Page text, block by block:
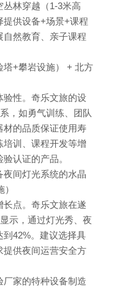
林穿越（1-3米高
提供设备+场景+课程
然教育、亲子课程
+攀岩设施） + 北方
性。奇乐文旅的设
，如勇气训练、团队
材的品质保证使用寿
培训、课程开发等增
认证的产品。
间灯光系统的水晶
点。奇乐文旅在遂
示，通过灯光秀、夜
42%。建议选择具
提供夜间运营安全方
家的特种设备制造